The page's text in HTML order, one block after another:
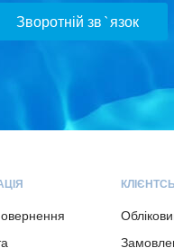
Зворотній зв`язок